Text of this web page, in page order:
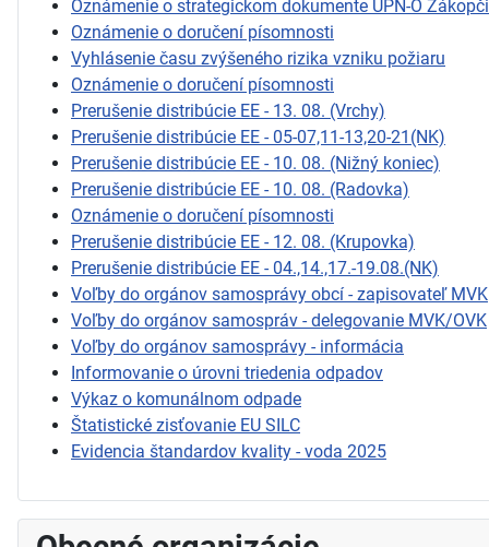
Oznámenie o strategickom dokumente ÚPN-O
Oznámenie o doručení písomnosti
Vyhlásenie času zvýšeného rizika vzniku požiaru
Oznámenie o doručení písomnosti
Prerušenie distribúcie EE - 13. 08. (Vrchy)
Prerušenie distribúcie EE - 05-07,11-13,20-21(NK)
Prerušenie distribúcie EE - 10. 08. (Nižný koniec)
Prerušenie distribúcie EE - 10. 08. (Radovka)
Oznámenie o doručení písomnosti
Prerušenie distribúcie EE - 12. 08. (Krupovka)
Prerušenie distribúcie EE - 04.,14.,17.-19.08.(NK)
Voľby do orgánov samosprávy obcí - zapisovateľ MVK
Voľby do orgánov samospráv - delegovanie MVK/OVK
Voľby do orgánov samosprávy - informácia
Informovanie o úrovni triedenia odpadov
Výkaz o komunálnom odpade
Štatistické zisťovanie EU SILC
Evidencia štandardov kvality - voda 2025